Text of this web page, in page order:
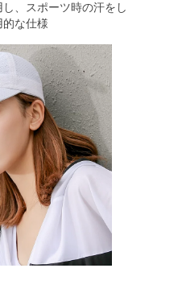
、スポーツ時の汗をし
的な仕様